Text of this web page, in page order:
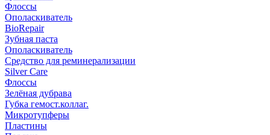
Флоссы
Ополаскиватель
BioRepair
Зубная паста
Ополаскиватель
Средство для реминерализации
Silver Care
Флоссы
Зелёная дубрава
Губка гемост.коллаг.
Микротупферы
Пластины